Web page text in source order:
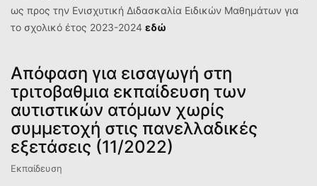
ως προς την Ενισχυτική Διδασκαλία Ειδικών Μαθημάτων για
το σχολικό έτος 2023-2024 εδώ
Απόφαση για εισαγωγή στη
τριτοβαθμια εκπαίδευση των
αυτιστικών ατόμων χωρίς
συμμετοχή στις πανελλαδικές
εξετάσεις (11/2022)
Εκπαίδευση